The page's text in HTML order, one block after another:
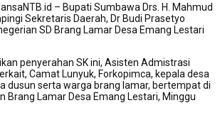
– Bupati Sumbawa Drs. H. Mahmud
Sekretaris Daerah, Dr Budi Prasetyo
SD Brang Lamar Desa Emang Lestari
penyerahan SK ini, Asisten Admistrasi
Camat Lunyuk, Forkopimca, kepala desa
dusun serta warga brang lamar, bertempat di
Brang Lamar Desa Emang Lestari, Minggu